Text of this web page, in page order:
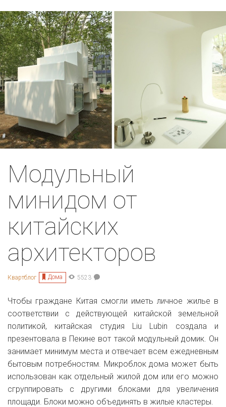
Модульный
минидом от
китайских
архитекторов
Квартблог Дома 5523
Чтобы граждане Китая смогли иметь личное жилье в
соответствии с действующей китайской земельной
политикой, китайская студия Liu Lubin создала и
презентовала в Пекине вот такой модульный домик. Он
занимает минимум места и отвечает всем ежедневным
бытовым потребностям. Микроблок дома может быть
использован как отдельный жилой дом или его можно
сгруппировать с другими блоками для увеличения
площади. Блоки можно объединять в жилые кластеры.